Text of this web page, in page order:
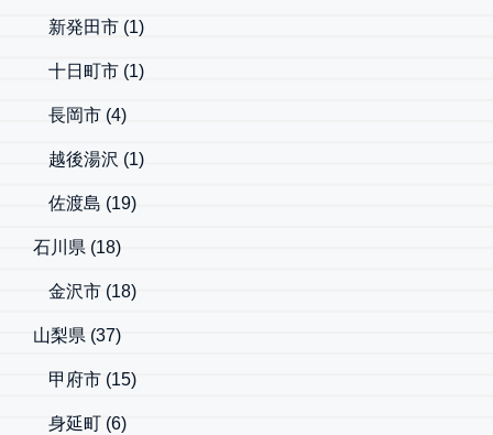
新発田市 (1)
十日町市 (1)
長岡市 (4)
越後湯沢 (1)
佐渡島 (19)
石川県 (18)
金沢市 (18)
山梨県 (37)
甲府市 (15)
身延町 (6)